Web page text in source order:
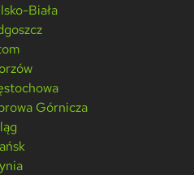
Biała
Górnicza